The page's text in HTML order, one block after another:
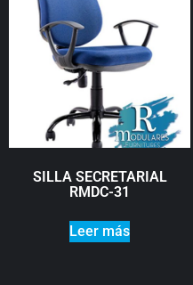
SILLA SECRETARIAL
RMDC-31
Leer más